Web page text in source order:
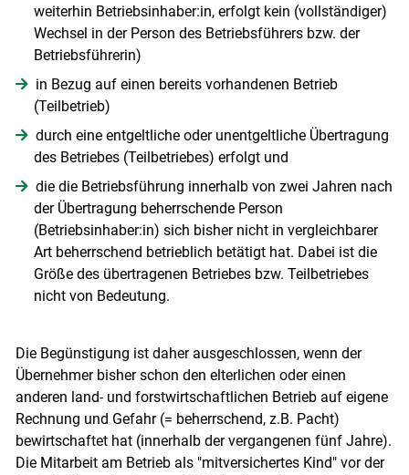
weiterhin Betriebsinhaber:in, erfolgt kein (vollständiger)
Wechsel in der Person des Betriebsführers bzw. der
Betriebsführerin)
in Bezug auf einen bereits vorhandenen Betrieb
(Teilbetrieb)
durch eine entgeltliche oder unentgeltliche Übertragung
des Betriebes (Teilbetriebes) erfolgt und
die die Betriebsführung innerhalb von zwei Jahren nach
der Übertragung beherrschende Person
(Betriebsinhaber:in) sich bisher nicht in vergleichbarer
Art beherrschend betrieblich betätigt hat. Dabei ist die
Größe des übertragenen Betriebes bzw. Teilbetriebes
nicht von Bedeutung.
Die Begünstigung ist daher ausgeschlossen, wenn der
Übernehmer bisher schon den elterlichen oder einen
anderen land- und forstwirtschaftlichen Betrieb auf eigene
Rechnung und Gefahr (= beherrschend, z.B. Pacht)
bewirtschaftet hat (innerhalb der vergangenen fünf Jahre).
Die Mitarbeit am Betrieb als "mitversichertes Kind" vor der